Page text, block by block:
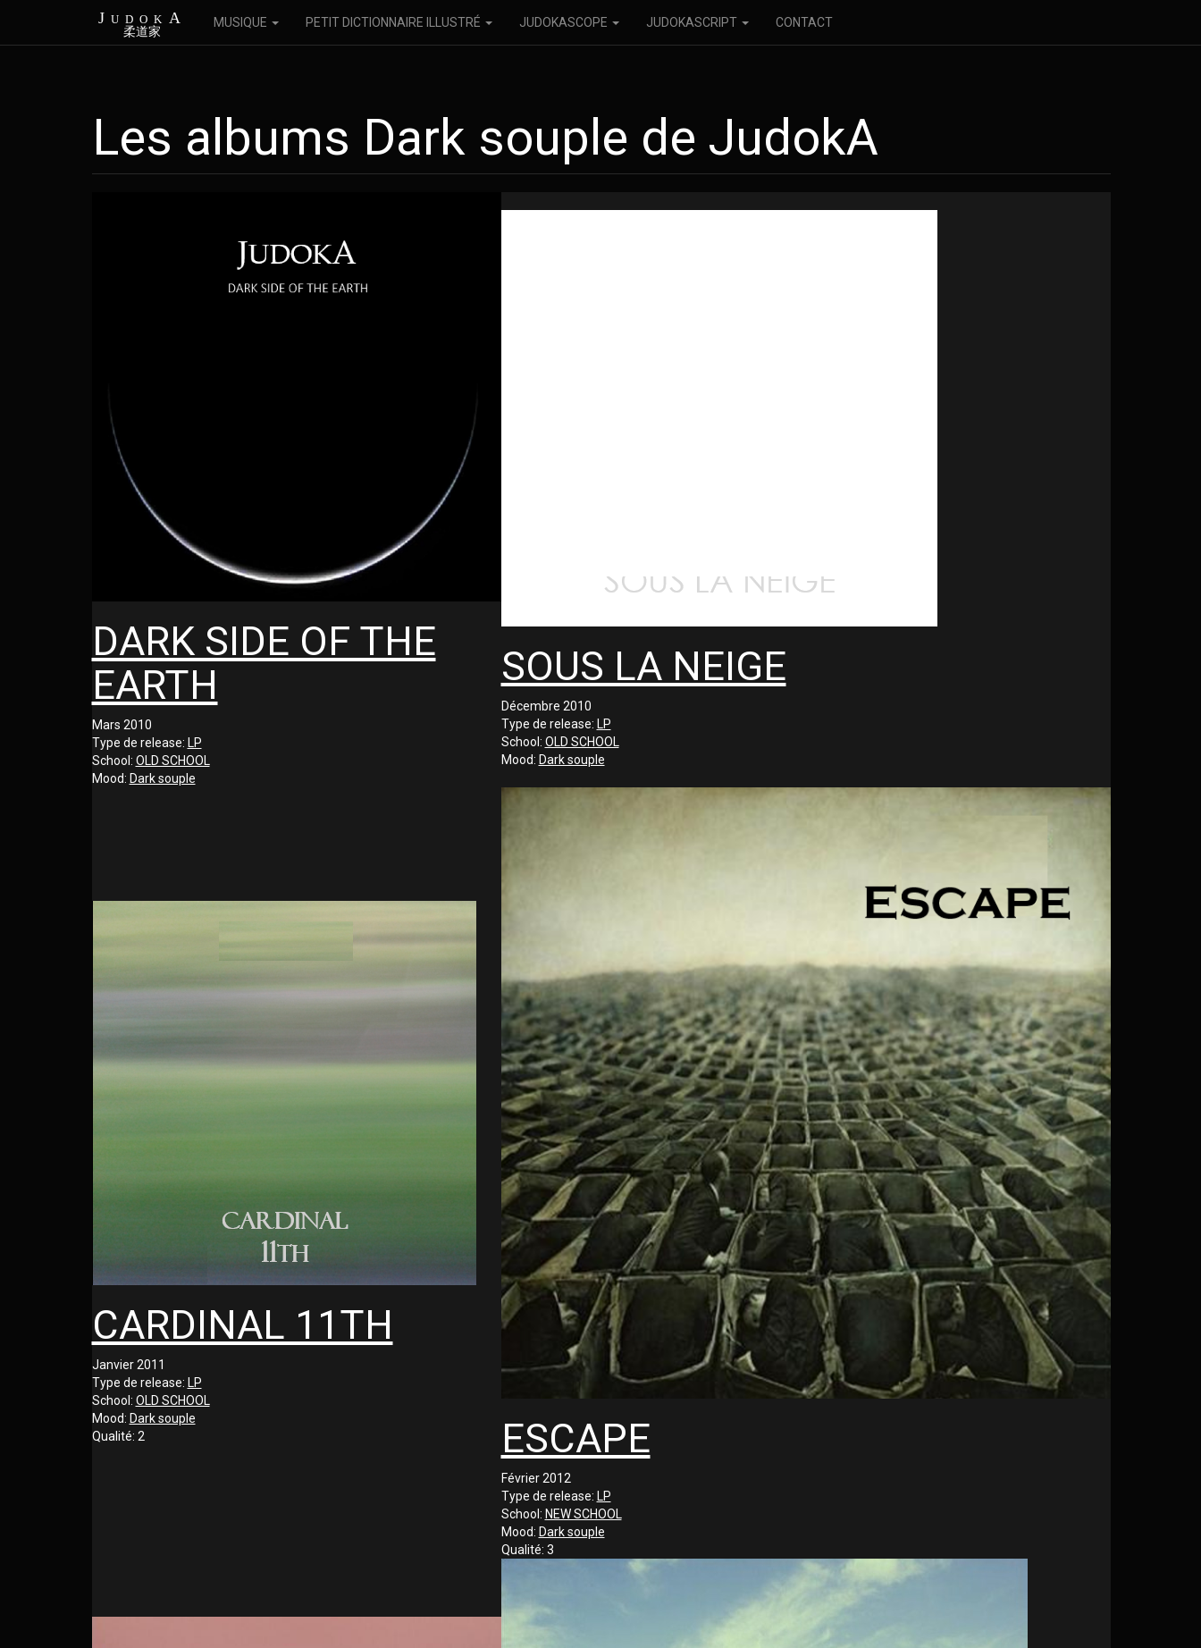
JudokA
柔道家
MUSIQUE PETIT DICTIONNAIRE ILLUSTRÉ JUDOKASCOPE JUDOKASCRIPT CONTACT
Les albums Dark souple de JudokA
DARK SIDE OF THE
EARTH
Mars 2010
Type de release: LP
School: OLD SCHOOL
Mood: Dark souple
SOUS LA NEIGE
Décembre 2010
Type de release: LP
School: OLD SCHOOL
Mood: Dark souple
CARDINAL 11TH
Janvier 2011
Type de release: LP
School: OLD SCHOOL
Mood: Dark souple
Qualité: 2 ESCAPE
Février 2012
Type de release: LP
School: NEW SCHOOL
Mood: Dark souple
Qualité: 3